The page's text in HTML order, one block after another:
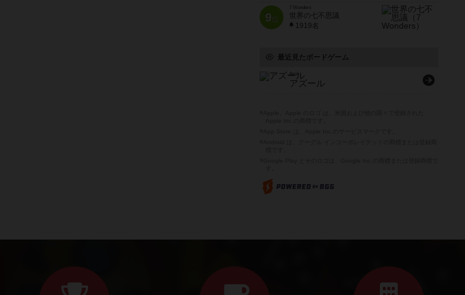
9位
7 Wonders
世界の七不思議
1919名
最近見たボードゲーム
Azul
アズール